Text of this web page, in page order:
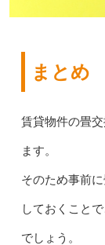
まとめ
賃貸物件の畳
ます。
そのため事前
しておくこと
でしょう。